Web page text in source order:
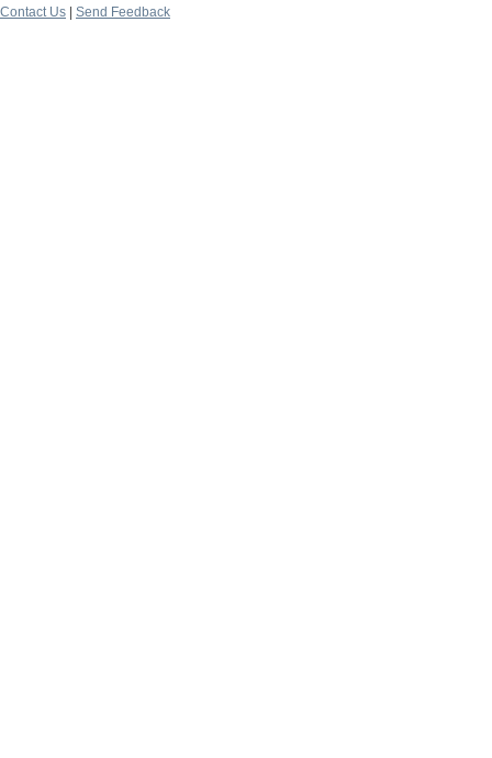
Contact Us
Send Feedback